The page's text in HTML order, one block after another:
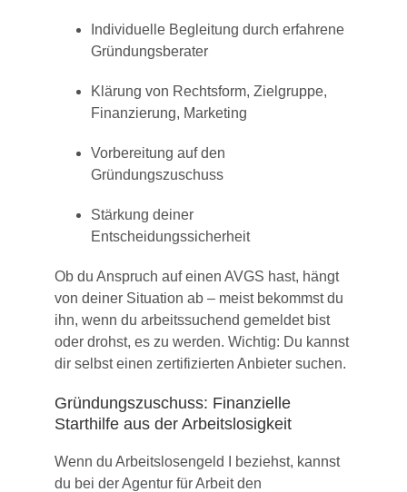
Individuelle Begleitung durch erfahrene
Gründungsberater
Klärung von Rechtsform, Zielgruppe,
Finanzierung, Marketing
Vorbereitung auf den
Gründungszuschuss
Stärkung deiner
Entscheidungssicherheit
Ob du Anspruch auf einen AVGS hast, hängt
von deiner Situation ab – meist bekommst du
ihn, wenn du arbeitssuchend gemeldet bist
oder drohst, es zu werden. Wichtig: Du kannst
dir selbst einen zertifizierten Anbieter suchen.
Gründungszuschuss: Finanzielle
Starthilfe aus der Arbeitslosigkeit
Wenn du Arbeitslosengeld I beziehst, kannst
du bei der Agentur für Arbeit den